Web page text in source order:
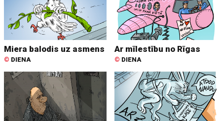
Miera balodis uz asmens
© DIENA
Ar mīlestību no Rīgas
© DIENA